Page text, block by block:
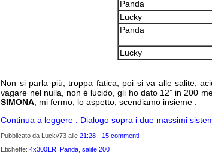
Panda
Lucky
Panda
Lucky
Non si parla più, troppa fatica, poi si va alle salite,
vagare nel nulla, non è lucido, gli ho dato 12” in 200
SIMONA, mi fermo, lo aspetto, scendiamo insieme :
Continua a leggere : Dialogo sopra i due massimi
Pubblicato da Lucky73alle21:28
15 commenti
Etichette:4x300ER ,Panda ,salite 200